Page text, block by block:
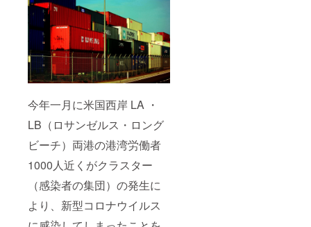
今年⼀⽉に⽶国⻄岸 LA ・
LB（ロサンゼルス・ロング
ビーチ）両港の港湾労働者
1000⼈近くがクラスター
（感染者の集団）の発⽣に
より、新型コロナウイルス